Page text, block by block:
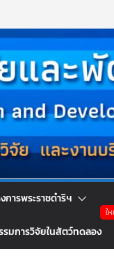
การพระราชดำริฯ
รมการวิจัยในสัตว์ทดลอง